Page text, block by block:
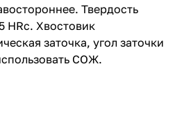
Твердость
HRc. Хвостовик
заточка, угол заточки
СОЖ.